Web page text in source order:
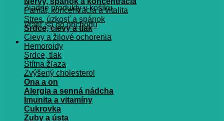
Žiadne produkty v košíku.
Vrátiť sa do obchodu
Pamät, koncentrácia a vitalita
Stres, úzkosť a spánok
Srdce, cievy a tlak
Cievy a žilové ochorenia
Hemoroidy
Srdce, tlak
Štítna žľaza
Zvýšený cholesterol
Ona a on
Alergia a senná nádcha
Imunita a vitamíny
Cukrovka
Zuby a ústa